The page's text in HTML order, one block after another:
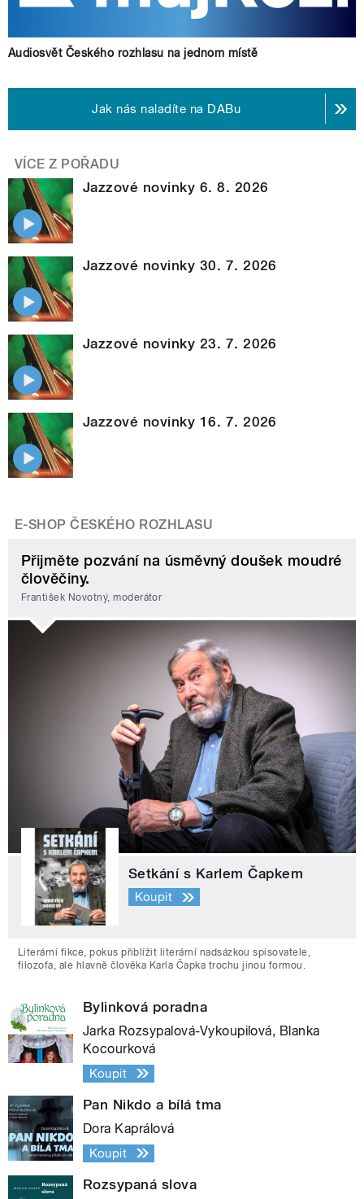
Audiosvět Českého rozhlasu na jednom místě
Jak nás naladíte na DABu
VÍCE Z POŘADU
Jazzové novinky 6. 8. 2026
Jazzové novinky 30. 7. 2026
Jazzové novinky 23. 7. 2026
Jazzové novinky 16. 7. 2026
E-SHOP ČESKÉHO ROZHLASU
Přijměte pozvání na úsměvný doušek moudré
člověčiny.
František Novotný, moderátor
Setkání s Karlem Čapkem
Koupit
Literární fikce, pokus přiblížit literární nadsázkou spisovatele,
filozofa, ale hlavně člověka Karla Čapka trochu jinou formou.
Bylinková poradna
Jarka Rozsypalová-Vykoupilová, Blanka
Kocourková
Koupit
Pan Nikdo a bílá tma
Dora Kaprálová
Koupit
Rozsypaná slova